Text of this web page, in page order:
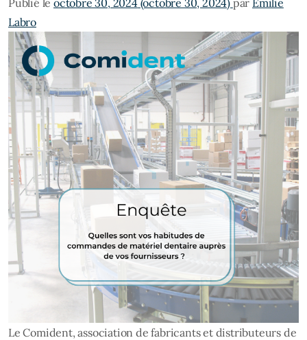
Labro
Le Comident, association de fabricants et distributeurs de